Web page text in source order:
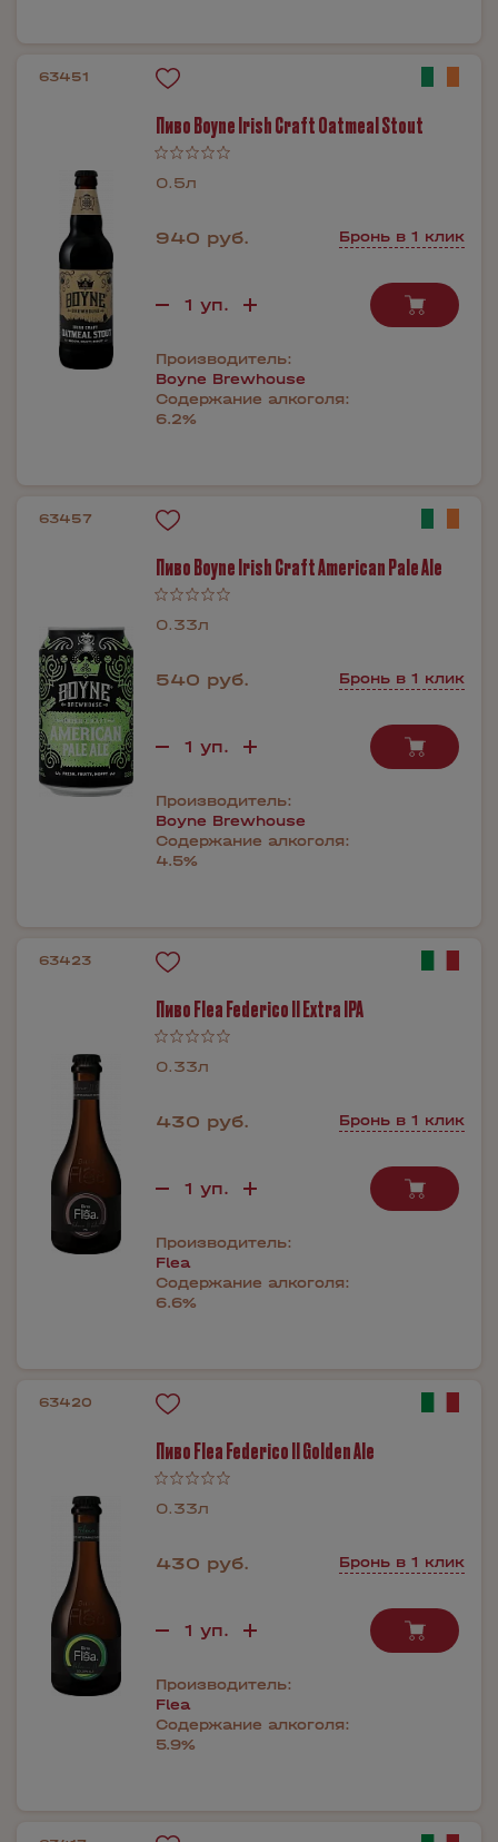
63451
Пиво Boyne Irish Craft Oatmeal Stout
0.5л
940 руб. Бронь в 1 клик
Производитель:
Boyne Brewhouse
Содержание алкоголя:
6.2%
63457
Пиво Boyne Irish Craft American Pale Ale
0.33л
540 руб. Бронь в 1 клик
Производитель:
Boyne Brewhouse
Содержание алкоголя:
4.5%
63423
Пиво Flea Federico II Extra IPA
0.33л
430 руб. Бронь в 1 клик
Производитель:
Flea
Содержание алкоголя:
6.6%
63420
Пиво Flea Federico II Golden Ale
0.33л
430 руб. Бронь в 1 клик
Производитель:
Flea
Содержание алкоголя:
5.9%